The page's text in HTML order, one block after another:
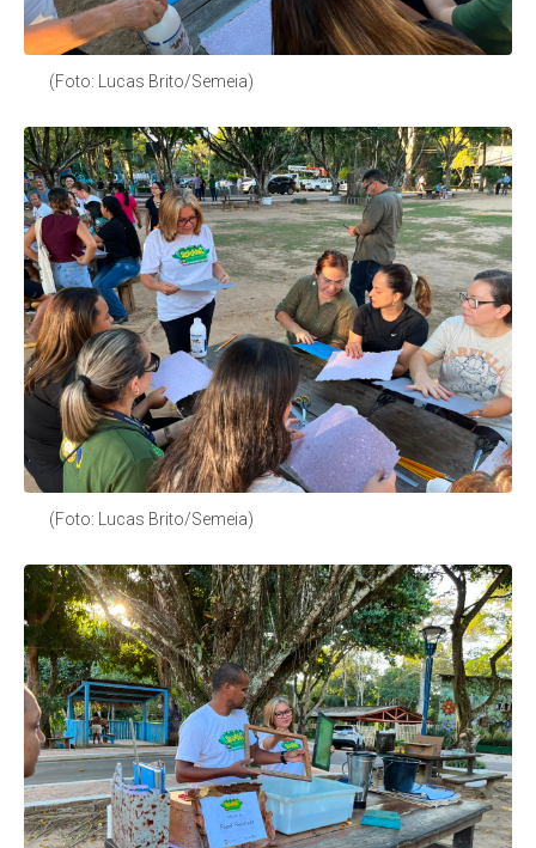
(Foto: Lucas Brito/Semeia)
(Foto: Lucas Brito/Semeia)